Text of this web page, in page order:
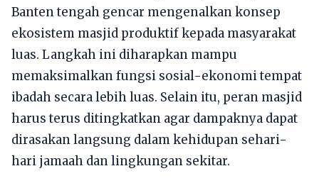
Banten tengah gencar mengenalkan konsep
ekosistem masjid produktif kepada masyarakat
luas. Langkah ini diharapkan mampu
memaksimalkan fungsi sosial-ekonomi tempat
ibadah secara lebih luas. Selain itu, peran masjid
harus terus ditingkatkan agar dampaknya dapat
dirasakan langsung dalam kehidupan sehari-
hari jamaah dan lingkungan sekitar.